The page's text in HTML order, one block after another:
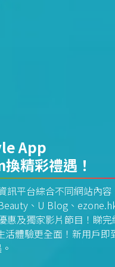
App
精彩禮遇！
訊平台綜合不同網站內容
、U Blog、
惠及獨家影片節目！睇
活體驗更全面！新用戶